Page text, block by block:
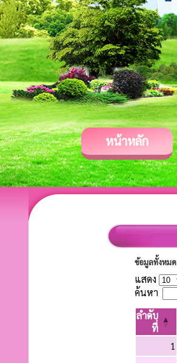
หน้าหลัก
ข้อมูลทั้งหมด
แสดง
ค้นหา
ลำดับ
ที่
1